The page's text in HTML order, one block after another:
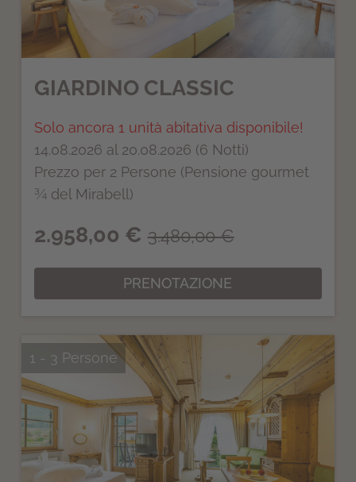
GIARDINO CLASSIC
Solo ancora 1 unità abitativa disponibile!
14.08.2026 al 20.08.2026 (6 Notti)
Prezzo per 2 Persone (Pensione gourmet
¾ del Mirabell)
2.958,00 € 3.480,00 €
PRENOTAZIONE
1 - 3 Persone